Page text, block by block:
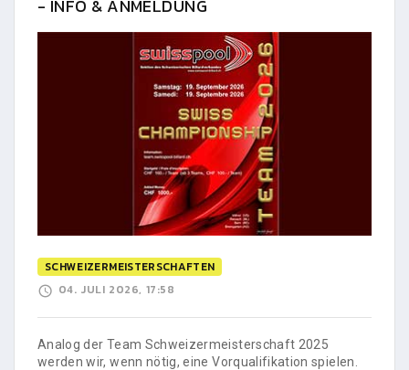
- INFO & ANMELDUNG
SCHWEIZERMEISTERSCHAFTEN
04. JULI 2026, 17:58
Analog der Team Schweizermeisterschaft 2025
werden wir, wenn nötig, eine Vorqualifikation spielen.